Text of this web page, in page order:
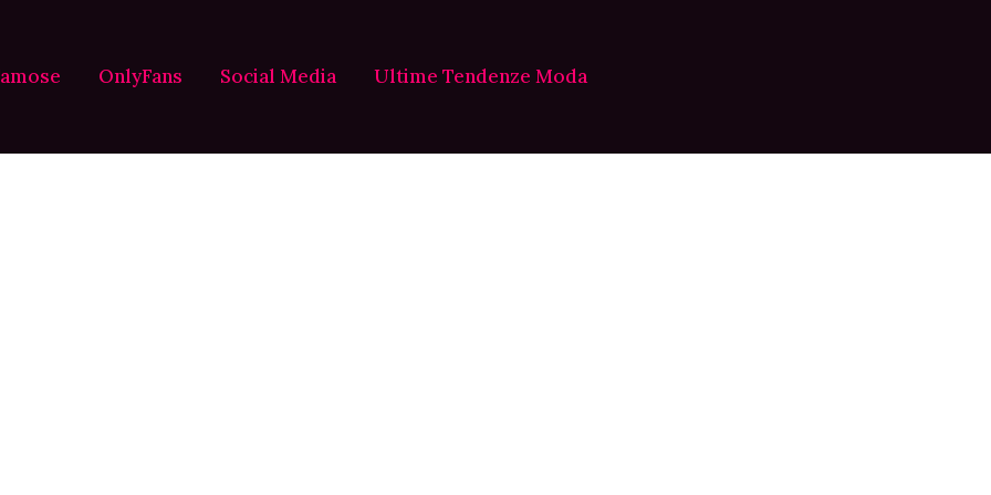
OnlyFans Social Media Ultime Tendenze Moda